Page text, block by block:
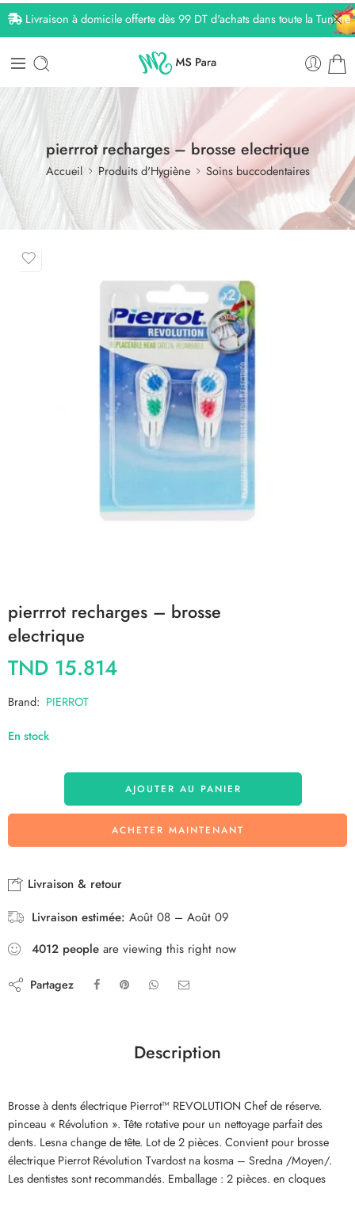
Livraison à domicile offerte dès 99 DT d'achats dans toute la Tunisie
pierrrot recharges – brosse electrique
Accueil Produits d'Hygiène Soins buccodentaires
pierrrot recharges – brosse
electrique
TND 15.814
Brand: PIERROT
En stock
AJOUTER AU PANIER
ACHETER MAINTENANT
Livraison & retour
Livraison estimée: Août 08 – Août 09
4012 people are viewing this right now
Partagez
Description
Brosse à dents électrique Pierrot™ REVOLUTION Chef de réserve.
pinceau « Révolution ». Tête rotative pour un nettoyage parfait des
dents. Lesna change de tête. Lot de 2 pièces. Convient pour brosse
électrique Pierrot Révolution Tvardost na kosma – Sredna /Moyen/.
Les dentistes sont recommandés. Emballage : 2 pièces. en cloques